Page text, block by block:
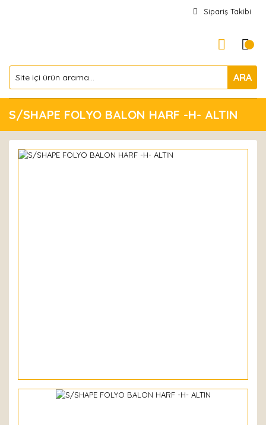
Sipariş Takibi
ARA
S/SHAPE FOLYO BALON HARF -H- ALTIN